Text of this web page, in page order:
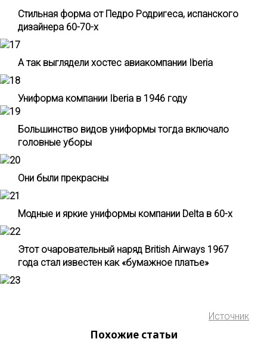
Стильная форма от Педро Родригеса, испанского
дизайнера 60-70-х
А так выглядели хостес авиакомпании Iberia
Униформа компании Iberia в 1946 году
Большинство видов униформы тогда включало
головные уборы
Они были прекрасны
Модные и яркие униформы компании Delta в 60-х
Этот очаровательный наряд British Airways 1967
года стал известен как «бумажное платье»
Источник
Похожие статьи